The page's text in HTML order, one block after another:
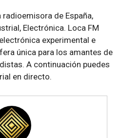
de España,
Electrónica. Loca FM
experimental e
única para los amantes de
A continuación puedes
en directo.